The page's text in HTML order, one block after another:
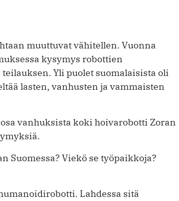
muuttuvat vähitellen. Vuonna
kysymys robottien
Yli puolet suomalaisista oli
lasten, vanhusten ja vammaisten
vanhuksista koki hoivarobotti Zoran
Suomessa? Viekö se työpaikkoja?
Lahdessa sitä